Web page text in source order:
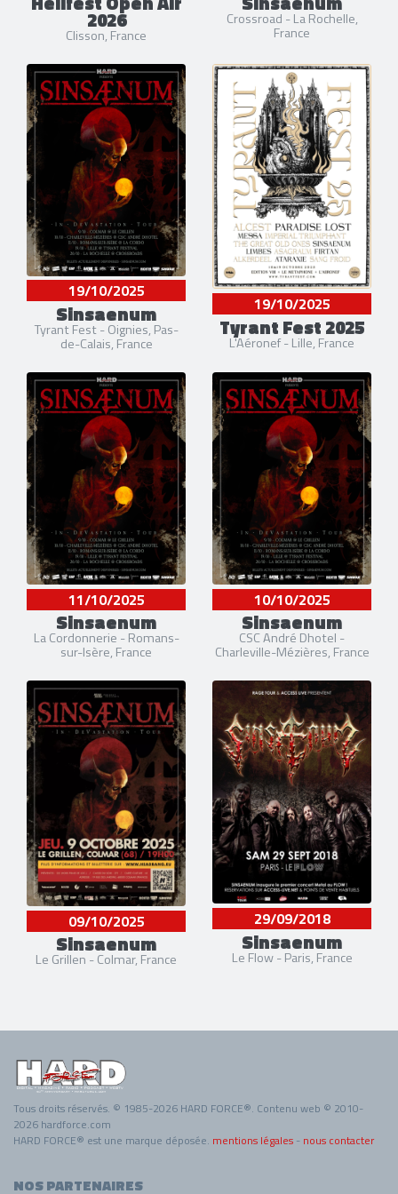
2026
Clisson, France
Crossroad - La Rochelle,
France
19/10/2025
Sinsaenum
Tyrant Fest - Oignies, Pas-
de-Calais, France
19/10/2025
Tyrant Fest 2025
L'Aéronef - Lille, France
11/10/2025
Sinsaenum
La Cordonnerie - Romans-
sur-Isère, France
10/10/2025
Sinsaenum
CSC André Dhotel -
Charleville-Mézières, France
09/10/2025
Sinsaenum
Le Grillen - Colmar, France
29/09/2018
Sinsaenum
Le Flow - Paris, France
Tous droits réservés. © 1985-2026 HARD FORCE®. Contenu web © 2010-
2026 hardforce.com
HARD FORCE® est une marque déposée. mentions légales - nous contacter
NOS PARTENAIRES